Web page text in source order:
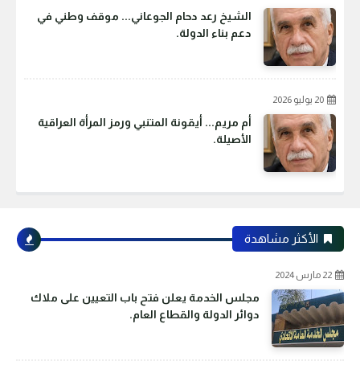
الشيخ رعد دحام الجوعاني... موقف وطني في
دعم بناء الدولة.
20 يوليو 2026
أم مريم... أيقونة المتنبي ورمز المرأة العراقية
الأصيلة.
الأكثر مشاهدة
22 مارس 2024
مجلس الخدمة يعلن فتح باب التعيين على ملاك
دوائر الدولة والقطاع العام.